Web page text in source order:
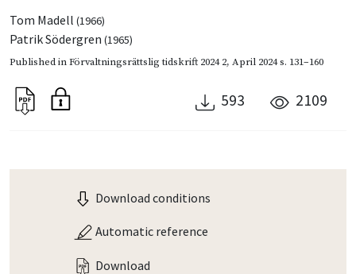
Tom Madell (1966)
Patrik Södergren (1965)
Published inFörvaltningsrättslig tidskrift 2024 2, April 2024s. 131–160
593 2109
Download conditions
Automatic reference
Download